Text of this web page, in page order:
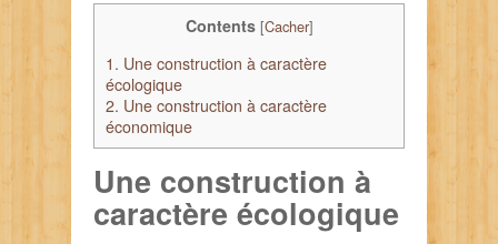
Contents [Cacher]
1. Une construction à caractère
écologique
2. Une construction à caractère
économique
Une construction à
caractère écologique